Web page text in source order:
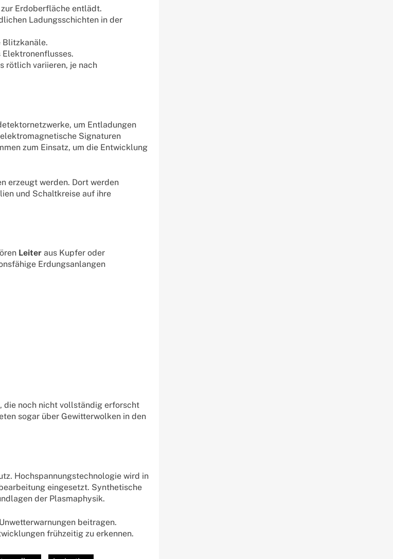
Erdoberfläche entlädt.
Ladungsschichten in der
Blitzkanäle.
rötlich variieren, je nach
um Entladungen
Signaturen
zum Einsatz, um die Entwicklung
erzeugt werden. Dort werden
und Schaltkreise auf ihre
Leiter aus Kupfer oder
Erdungsanlangen
die noch nicht vollständig erforscht
sogar über Gewitterwolken in den
Hochspannungstechnologie wird in
eingesetzt. Synthetische
der Plasmaphysik.
beitragen.
frühzeitig zu erkennen.